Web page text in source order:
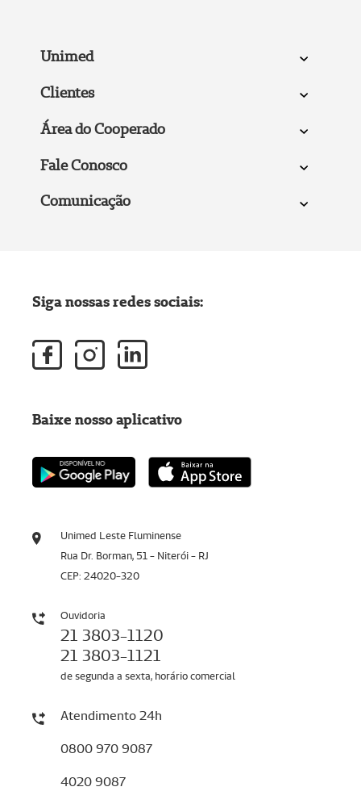
Unimed
Clientes
Área do Cooperado
Fale Conosco
Comunicação
Unimed Leste Fluminense
Rua Dr. Borman, 51 - Niterói - RJ
CEP: 24020-320
Ouvidoria
21 3803-1120
21 3803-1121
de segunda a sexta, horário comercial
Atendimento 24h
0800 970 9087
4020 9087
Siga nossas redes sociais:
Baixe nosso aplicativo